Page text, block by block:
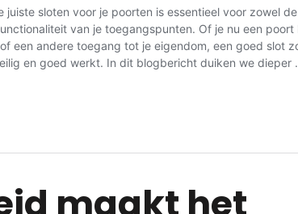
maakt het